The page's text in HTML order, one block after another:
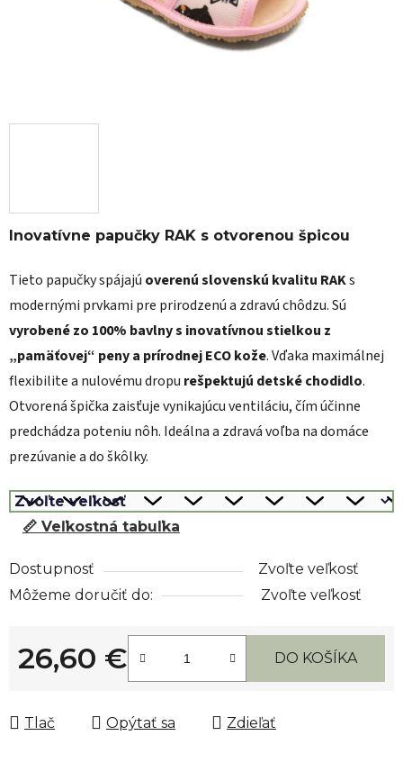
Inovatívne papučky RAK s otvorenou špicou
Tieto papučky spájajú overenú slovenskú kvalitu RAKs
modernými prvkami pre prirodzenú a zdravú chôdzu. Sú
vyrobené zo 100% bavlny s inovatívnou stielkou z
„pamäťovej“ peny a prírodnej ECO kože. Vďaka maximálnej
flexibilite a nulovému dropu rešpektujú detské chodidlo.
Otvorená špička zaisťuje vynikajúcu ventiláciu, čím účinne
predchádza poteniu nôh. Ideálna a zdravá voľba na domáce
prezúvanie a do škôlky.
📏 Veľkostná tabuľka
Dostupnosť
Zvoľte veľkosť
Môžeme doručiť do:
Zvoľte veľkosť
26,60 €
Jednotková cena:
DO KOŠÍKA
Tlač Opýtať sa Zdieľať